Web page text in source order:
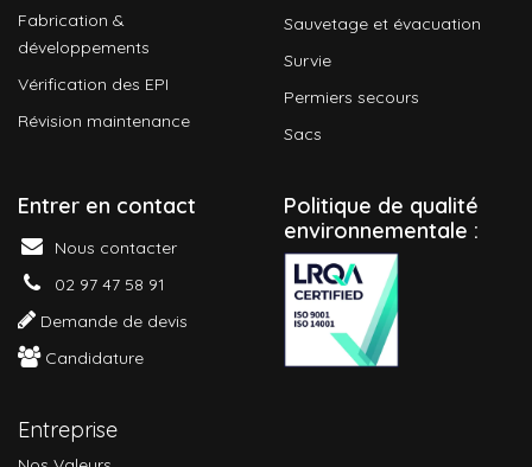
Fabrication &
développements
Vérification des EPI
Révision maintenance
Sauvetage et évacuation
Survie
Permiers secours
Sacs
Entrer en contact
Nous contacter
02 97 47 58 91
Demande de devis
Candidature
Entreprise
Politique de qualité
environnementale :